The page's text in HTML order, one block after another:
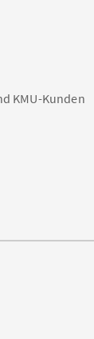
KMU-Kunden